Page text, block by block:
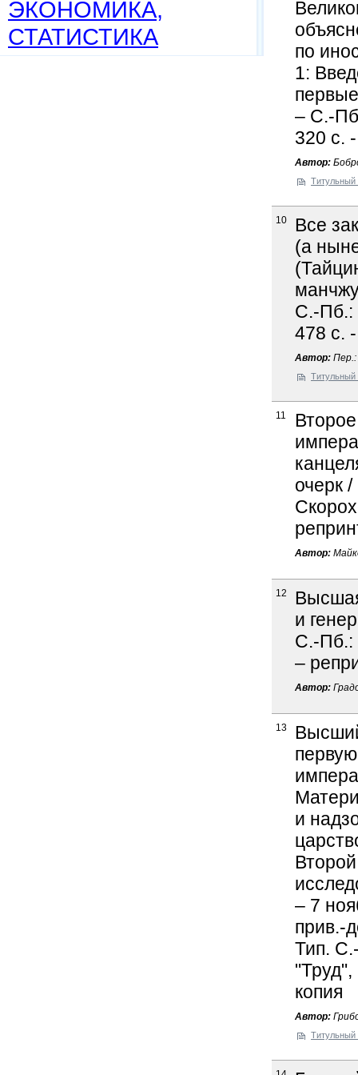
ЭКОНОМИКА,
СТАТИСТИКА
по
1:
– С.-
320 с.
Автор:
Титульный
10
Все
(а
С.-Пб.:
478 с.
Автор:
Титульный
11
очерк
Автор:
12
и
С.-Пб.:
–
Автор:
13
и
– 7
прив.-
Тип.
копия
Автор:
Титульный